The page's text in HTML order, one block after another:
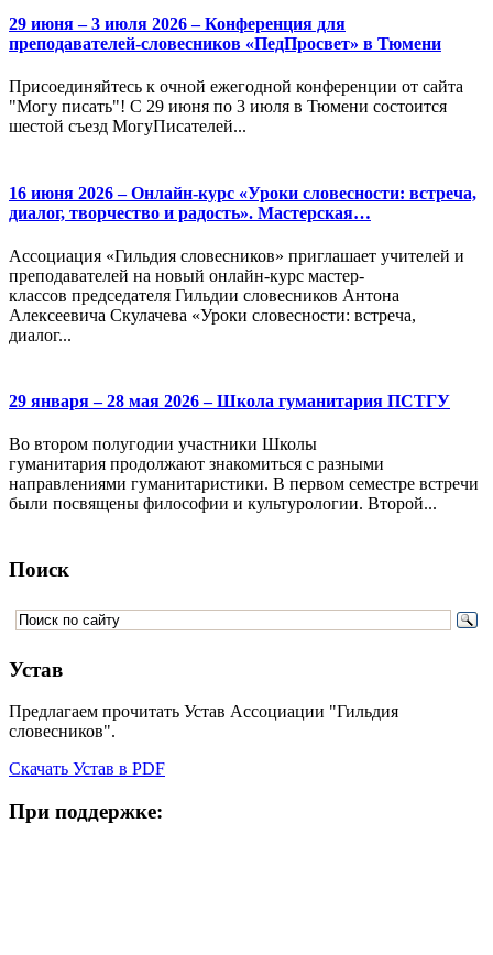
29 июня – 3 июля 2026 – Конференция для
преподавателей-словесников «ПедПросвет» в Тюмени
Присоединяйтесь к очной ежегодной конференции от сайта
"Могу писать"! С 29 июня по 3 июля в Тюмени состоится
шестой съезд МогуПисателей...
16 июня 2026 – Онлайн-курс «Уроки словесности: встреча,
диалог, творчество и радость». Мастерская…
Ассоциация «Гильдия словесников» приглашает учителей и
преподавателей на новый онлайн-курс мастер-
классов председателя Гильдии словесников Антона
Алексеевича Скулачева «Уроки словесности: встреча,
диалог...
29 января – 28 мая 2026 – Школа гуманитария ПСТГУ
Во втором полугодии участники Школы
гуманитария продолжают знакомиться с разными
направлениями гуманитаристики. В первом семестре встречи
были посвящены философии и культурологии. Второй...
Поиск
Устав
Предлагаем прочитать Устав Ассоциации "Гильдия
словесников".
Скачать Устав в PDF
При поддержке: